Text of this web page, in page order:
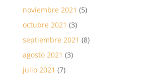
noviembre 2021 (5)
octubre 2021 (3)
septiembre 2021 (8)
agosto 2021 (3)
julio 2021 (7)